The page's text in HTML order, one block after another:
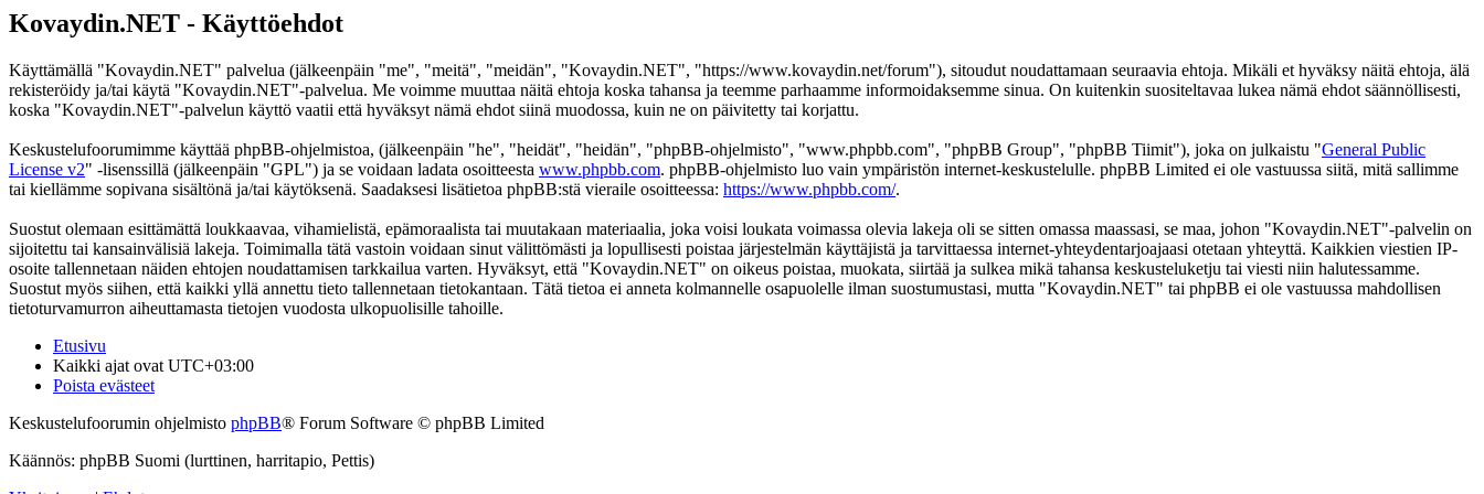
Kovaydin.NET - Käyttöehdot
Käyttämällä "Kovaydin.NET" palvelua (jälkeenpäin "me", "meitä", "meidän", "Kovaydin.NET", "https://www.kovaydin.net/forum"), sitoudut noudattamaan seuraavia ehtoja. Mikäli et hyväksy näitä ehtoja, älä
rekisteröidy ja/tai käytä "Kovaydin.NET"-palvelua. Me voimme muuttaa näitä ehtoja koska tahansa ja teemme parhaamme informoidaksemme sinua. On kuitenkin suositeltavaa lukea nämä ehdot säännöllisesti,
koska "Kovaydin.NET"-palvelun käyttö vaatii että hyväksyt nämä ehdot siinä muodossa, kuin ne on päivitetty tai korjattu.
Keskustelufoorumimme käyttää phpBB-ohjelmistoa, (jälkeenpäin "he", "heidät", "heidän", "phpBB-ohjelmisto", "www.phpbb.com", "phpBB Group", "phpBB Tiimit"), joka on julkaistu "General Public
License v2" -lisenssillä (jälkeenpäin "GPL") ja se voidaan ladata osoitteesta www.phpbb.com. phpBB-ohjelmisto luo vain ympäristön internet-keskustelulle. phpBB Limited ei ole vastuussa siitä, mitä sallimme
tai kiellämme sopivana sisältönä ja/tai käytöksenä. Saadaksesi lisätietoa phpBB:stä vieraile osoitteessa: https://www.phpbb.com/.
Suostut olemaan esittämättä loukkaavaa, vihamielistä, epämoraalista tai muutakaan materiaalia, joka voisi loukata voimassa olevia lakeja oli se sitten omassa maassasi, se maa, johon "Kovaydin.NET"-palvelin on
sijoitettu tai kansainvälisiä lakeja. Toimimalla tätä vastoin voidaan sinut välittömästi ja lopullisesti poistaa järjestelmän käyttäjistä ja tarvittaessa internet-yhteydentarjoajaasi otetaan yhteyttä. Kaikkien viestien IP-
osoite tallennetaan näiden ehtojen noudattamisen tarkkailua varten. Hyväksyt, että "Kovaydin.NET" on oikeus poistaa, muokata, siirtää ja sulkea mikä tahansa keskusteluketju tai viesti niin halutessamme.
Suostut myös siihen, että kaikki yllä annettu tieto tallennetaan tietokantaan. Tätä tietoa ei anneta kolmannelle osapuolelle ilman suostumustasi, mutta "Kovaydin.NET" tai phpBB ei ole vastuussa mahdollisen
tietoturvamurron aiheuttamasta tietojen vuodosta ulkopuolisille tahoille.
Etusivu
Kaikki ajat ovat UTC+03:00
Poista evästeet
Keskustelufoorumin ohjelmisto phpBB® Forum Software © phpBB Limited
Käännös: phpBB Suomi (lurttinen, harritapio, Pettis)